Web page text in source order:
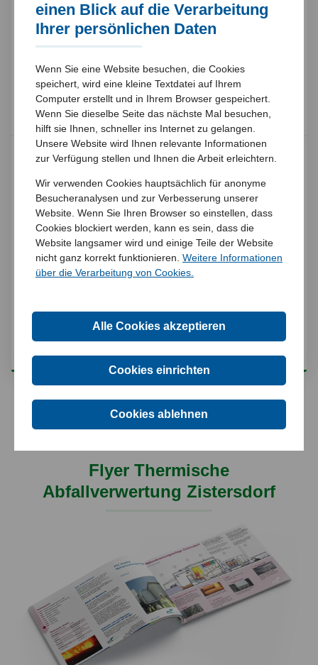
33 Mitarbeiter
Trockene Rauchgasreinigung
kein Abwasser
Stromproduktion
Turbine: TGM Kanis
Generator: 15 MVA
1,250 kW
Stromproduktion:100,000 MWh / a=
30,000 Haushalte
Flyer Thermische
Abfallverwertung Zistersdorf
einen Blick auf die Verarbeitung
Ihrer persönlichen Daten
Wenn Sie eine Website besuchen, die Cookies
speichert, wird eine kleine Textdatei auf Ihrem
Computer erstellt und in Ihrem Browser gespeichert.
Wenn Sie dieselbe Seite das nächste Mal besuchen,
hilft sie Ihnen, schneller ins Internet zu gelangen.
Unsere Website wird Ihnen relevante Informationen
zur Verfügung stellen und Ihnen die Arbeit erleichtern.
Wir verwenden Cookies hauptsächlich für anonyme
Besucheranalysen und zur Verbesserung unserer
Website. Wenn Sie Ihren Browser so einstellen, dass
Cookies blockiert werden, kann es sein, dass die
Website langsamer wird und einige Teile der Website
nicht ganz korrekt funktionieren. Weitere Informationen
über die Verarbeitung von Cookies.
Alle Cookies akzeptieren
Cookies einrichten
Cookies ablehnen